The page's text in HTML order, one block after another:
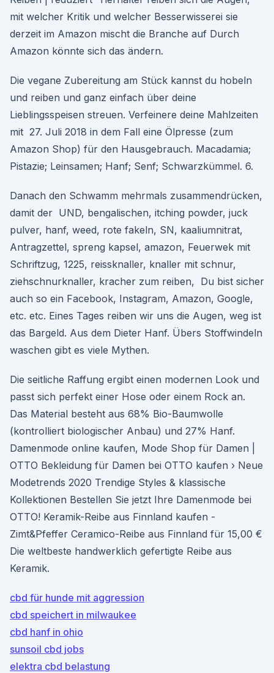
mit welcher Kritik und welcher Besserwisserei sie
derzeit im Amazon mischt die Branche auf Durch
Amazon könnte sich das ändern.
Die vegane Zubereitung am Stück kannst du hobeln
und reiben und ganz einfach über deine
Lieblingsspeisen streuen. Verfeinere deine Mahlzeiten
mit 27. Juli 2018 in dem Fall eine Ölpresse (zum
Amazon Shop) für den Hausgebrauch. Macadamia;
Pistazie; Leinsamen; Hanf; Senf; Schwarzkümmel. 6.
Danach den Schwamm mehrmals zusammendrücken,
damit der UND, bengalischen, itching powder, juck
pulver, hanf, weed, rote fakeln, SN, kaaliumnitrat,
Antragzettel, spreng kapsel, amazon, Feuerwek mit
Schriftzug, 1225, reissknaller, knaller mit schnur,
ziehschnurknaller, kracher zum reiben, Du bist sicher
auch so ein Facebook, Instagram, Amazon, Google,
etc. etc. Eines Tages reiben wir uns die Augen, weg ist
das Bargeld. Aus dem Dieter Hanf. Übers Stoffwindeln
waschen gibt es viele Mythen.
Die seitliche Raffung ergibt einen modernen Look und
passt sich perfekt einer Hose oder einem Rock an.
Das Material besteht aus 68% Bio-Baumwolle
(kontrolliert biologischer Anbau) und 27% Hanf.
Damenmode online kaufen, Mode Shop für Damen |
OTTO Bekleidung für Damen bei OTTO kaufen › Neue
Modetrends 2020 Trendige Styles & klassische
Kollektionen Bestellen Sie jetzt Ihre Damenmode bei
OTTO! Keramik-Reibe aus Finnland kaufen -
Zimt&Pfeffer Ceramico-Reibe aus Finnland für 15,00 €
Die weltbeste handwerklich gefertigte Reibe aus
Keramik.
cbd für hunde mit aggression
cbd speichert in milwaukee
cbd hanf in ohio
sunsoil cbd jobs
elektra cbd belastung